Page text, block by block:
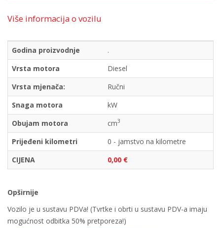
Više informacija o vozilu
Godina proizvodnje
.
Vrsta motora
Diesel
Vrsta mjenača:
Ručni
Snaga motora
kW
Obujam motora
cm3
Prijeđeni kilometri
0 - jamstvo na kilometre
CIJENA
0,00 €
Opširnije
Vozilo je u sustavu PDVa! (Tvrtke i obrti u sustavu PDV-a imaju
mogućnost odbitka 50% pretporeza!)